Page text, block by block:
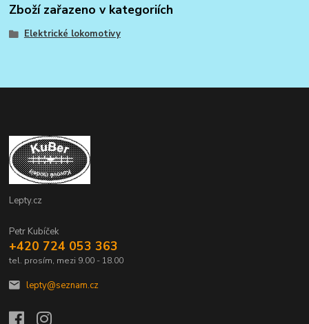
Zboží zařazeno v kategoriích
Elektrické lokomotivy
Lepty.cz
Petr Kubíček
+420 724 053 363
tel. prosím, mezi 9.00 - 18.00
lepty@seznam.cz